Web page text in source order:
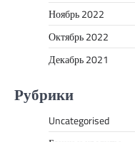
Ноябрь 2022
Октябрь 2022
Декабрь 2021
Рубрики
Uncategorised